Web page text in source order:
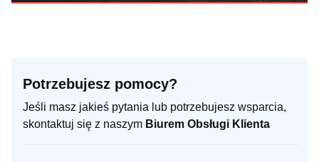
Potrzebujesz pomocy?
Jeśli masz jakieś pytania lub potrzebujesz wsparcia,
skontaktuj się z naszym Biurem Obsługi Klienta